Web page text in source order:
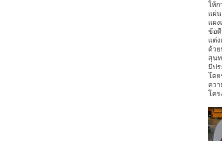
ให้ก
แผ่
แผ
ข้อ
แต่
ด้ว
สุน
มีป
โด
คว
โคร